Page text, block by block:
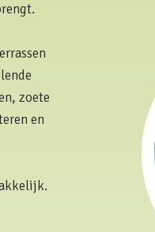
zoete
en